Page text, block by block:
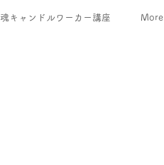
魂キャンドルワーカー講座 More